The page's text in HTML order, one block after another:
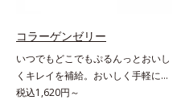
コラーゲンゼリー
いつでもどこでもぷるんっとおいし
くキレイを補給。おいしく手軽にキ
レイをチャージ！ おやつ感覚でハ
税込1,620円～